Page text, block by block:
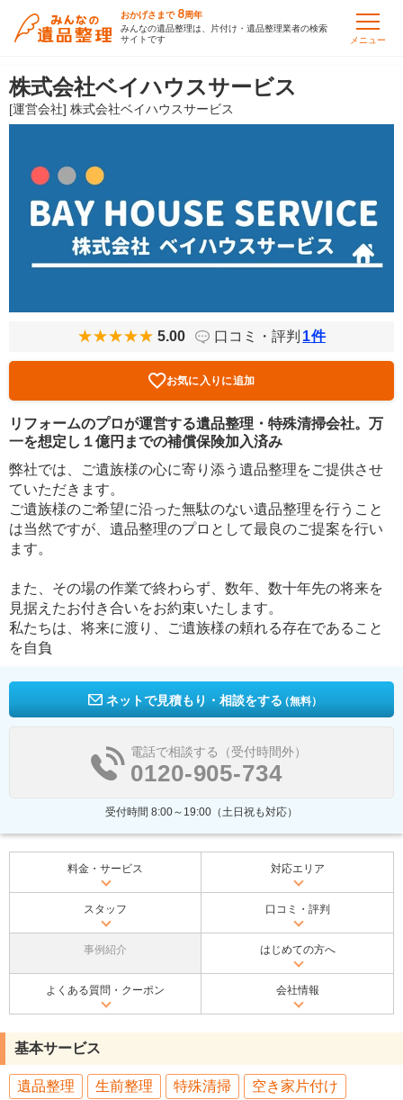
おかげさまで 8周年
みんなの遺品整理は、片付け・遺品整理業者の検索
サイトです
メニュー
株式会社ベイハウスサービス
[運営会社] 株式会社ベイハウスサービス
5.00 口コミ・評判 1件
お気に入りに追加
リフォームのプロが運営する遺品整理・特殊清掃会社。万
一を想定し１億円までの補償保険加入済み
弊社では、ご遺族様の心に寄り添う遺品整理をご提供させ
ていただきます。
ご遺族様のご希望に沿った無駄のない遺品整理を行うこと
は当然ですが、遺品整理のプロとして最良のご提案を行い
ます。
また、その場の作業で終わらず、数年、数十年先の将来を
見据えたお付き合いをお約束いたします。
私たちは、将来に渡り、ご遺族様の頼れる存在であること
を自負
ネットで見積もり・相談をする（無料）
電話で相談する（受付時間外）
0120-905-734
受付時間 8:00～19:00（土日祝も対応）
料金・サービス 対応エリア
スタッフ 口コミ・評判
事例紹介 はじめての方へ
よくある質問・クーポン 会社情報
基本サービス
遺品整理 生前整理 特殊清掃
空き家片付け